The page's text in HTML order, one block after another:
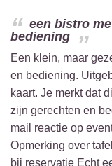
een bistro
bediening
Een klein, maar
en bediening.
kaart. Je merkt dat
zijn gerechten en
mail reactie op
Opmerking over
bij reservatie Echt